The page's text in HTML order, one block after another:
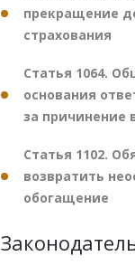
прекращение
страхования
Статья 1064.
основания
за причинение
Статья 1102.
возвратить
обогащение